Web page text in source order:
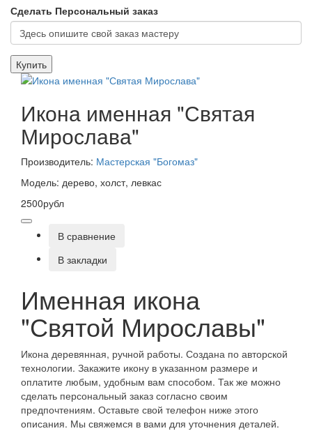
Сделать Персональный заказ
Купить
Икона именная "Святая
Мирослава"
Производитель: Мастерская "Богомаз"
Модель: дерево, холст, левкас
2500рубл
В сравнение
В закладки
Именная икона
"Святой Мирославы"
Икона деревянная, ручной работы. Создана по авторской
технологии. Закажите икону в указанном размере и
оплатите любым, удобным вам способом. Так же можно
сделать персональный заказ согласно своим
предпочтениям. Оставьте свой телефон ниже этого
описания. Мы свяжемся в вами для уточнения деталей.